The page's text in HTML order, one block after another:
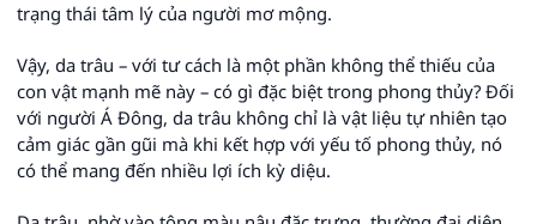
trạng thái tâm lý của người mơ mộng.
Vậy, da trâu – với tư cách là một phần không thể thiếu của
con vật mạnh mẽ này – có gì đặc biệt trong phong thủy? Đối
với người Á Đông, da trâu không chỉ là vật liệu tự nhiên tạo
cảm giác gần gũi mà khi kết hợp với yếu tố phong thủy, nó
có thể mang đến nhiều lợi ích kỳ diệu.